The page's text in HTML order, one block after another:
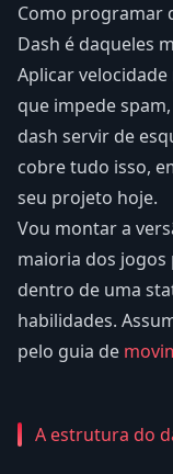
Como programar
Dash é daqueles
Aplicar
que impede
dash servir de
cobre tudo isso,
seu projeto hoje.
Vou montar a
maioria dos
dentro de uma
habilidades.
pelo guia de
A estrutura do